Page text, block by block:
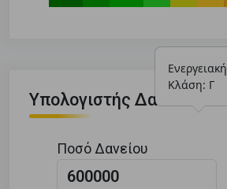
Ενεργειακή
Κλάση: Γ
Υπολογιστής Δανείου
Ποσό Δανείου